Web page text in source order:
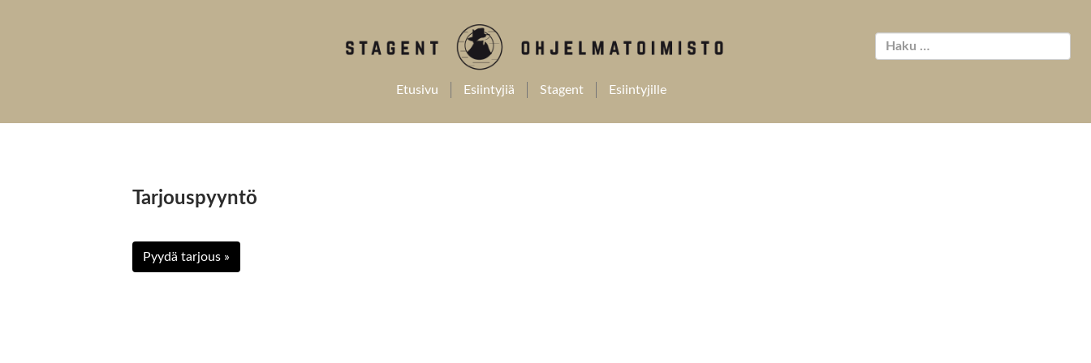
Etusivu Esiintyjiä Stagent Esiintyjille
Tarjouspyyntö
Pyydä tarjous »